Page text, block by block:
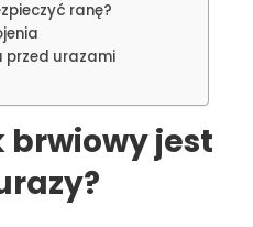
ranę?
przed urazami
brwiowy jest